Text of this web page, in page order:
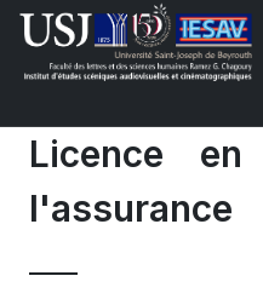
Licence
l'assurance